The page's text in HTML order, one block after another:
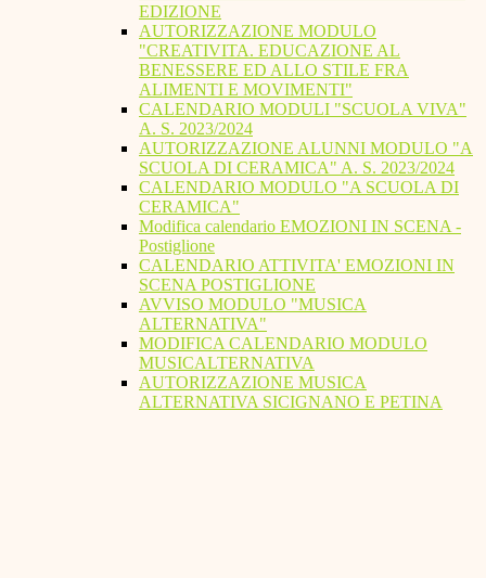
EDIZIONE
AUTORIZZAZIONE MODULO
"CREATIVITA. EDUCAZIONE AL
BENESSERE ED ALLO STILE FRA
ALIMENTI E MOVIMENTI"
CALENDARIO MODULI "SCUOLA VIVA"
A. S. 2023/2024
AUTORIZZAZIONE ALUNNI MODULO "A
SCUOLA DI CERAMICA" A. S. 2023/2024
CALENDARIO MODULO "A SCUOLA DI
CERAMICA"
Modifica calendario EMOZIONI IN SCENA -
Postiglione
CALENDARIO ATTIVITA' EMOZIONI IN
SCENA POSTIGLIONE
AVVISO MODULO "MUSICA
ALTERNATIVA"
MODIFICA CALENDARIO MODULO
MUSICALTERNATIVA
AUTORIZZAZIONE MUSICA
ALTERNATIVA SICIGNANO E PETINA